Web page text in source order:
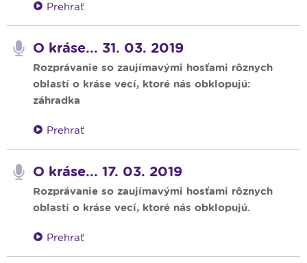
Prehrať
O kráse... 31. 03. 2019
Rozprávanie so zaujímavými hosťami rôznych
oblastí o kráse vecí, ktoré nás obklopujú:
záhradka
Prehrať
O kráse... 17. 03. 2019
Rozprávanie so zaujímavými hosťami rôznych
oblastí o kráse vecí, ktoré nás obklopujú.
Prehrať